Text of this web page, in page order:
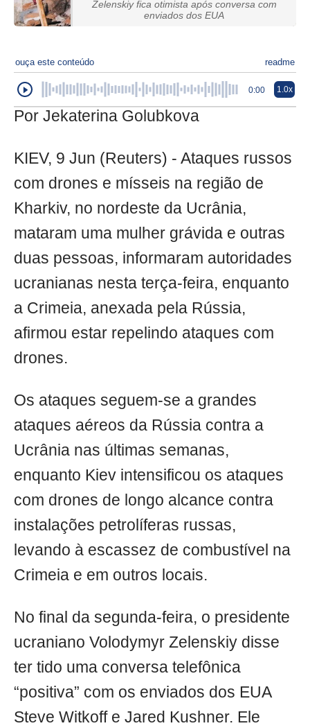
Zelenskiy fica otimista após conversa com
enviados dos EUA
ouça este conteúdo readme
0:00 1.0x
Por Jekaterina Golubkova
KIEV, 9 Jun (Reuters) - Ataques russos
com drones e mísseis na região de
Kharkiv, no nordeste da Ucrânia,
mataram uma mulher grávida e outras
duas pessoas, informaram autoridades
ucranianas nesta terça-feira, enquanto
a Crimeia, anexada pela Rússia,
afirmou estar repelindo ataques com
drones.
Os ataques seguem-se a grandes
ataques aéreos da Rússia contra a
Ucrânia nas últimas semanas,
enquanto Kiev intensificou os ataques
com drones de longo alcance contra
instalações petrolíferas russas,
levando à escassez de combustível na
Crimeia e em outros locais.
No final da segunda-feira, o presidente
ucraniano Volodymyr Zelenskiy disse
ter tido uma conversa telefônica
“positiva” com os enviados dos EUA
Steve Witkoff e Jared Kushner. Ele